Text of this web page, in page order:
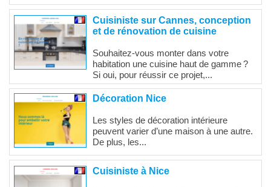
Cuisiniste sur Cannes, conception
et de rénovation de cuisine
Souhaitez-vous monter dans votre
habitation une cuisine haut de gamme ?
Si oui, pour réussir ce projet,...
Décoration Nice
Les styles de décoration intérieure
peuvent varier d’une maison à une autre.
De plus, les...
Cuisiniste à Nice